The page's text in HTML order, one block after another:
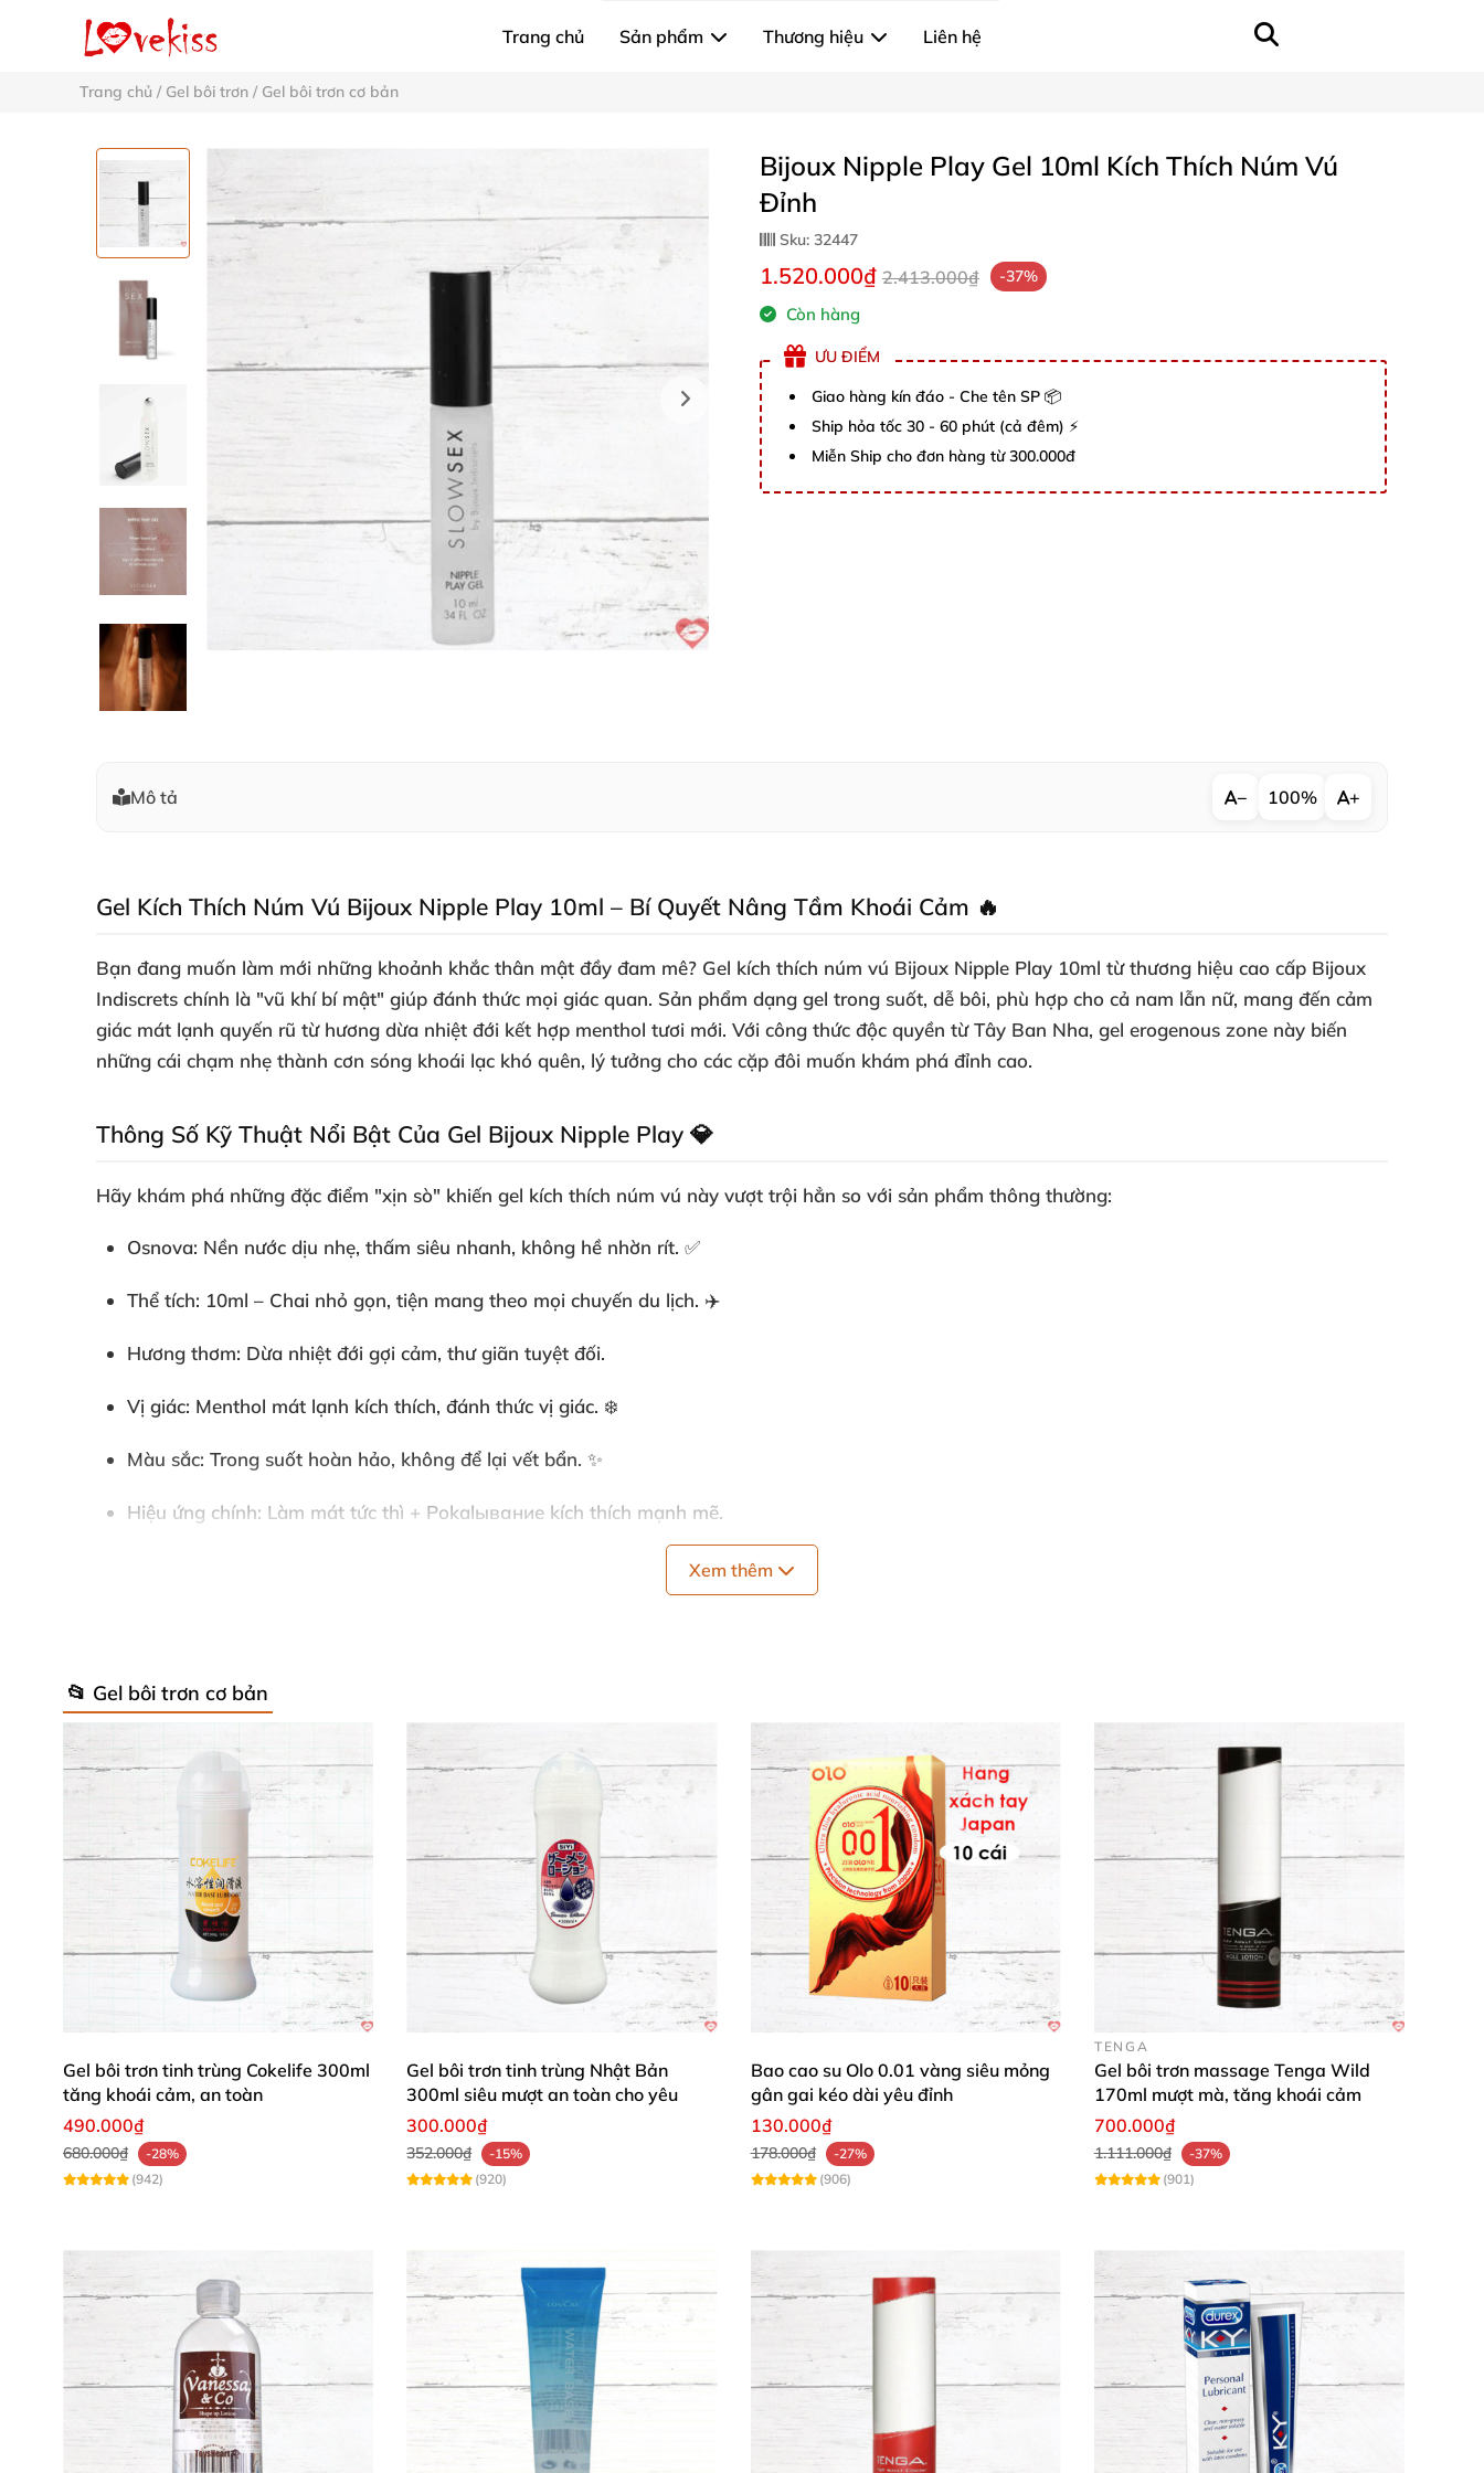
Trang chủ Sản phẩm Thương hiệu Liên hệ
Trang chủ / Gel bôi trơn / Gel bôi trơn cơ bản
Bijoux Nipple Play Gel 10ml Kích Thích Núm Vú
Đỉnh
Sku: 32447
1.520.000₫ 2.413.000₫ -37%
Còn hàng
ƯU ĐIỂM
Giao hàng kín đáo - Che tên SP 📦
Ship hỏa tốc 30 - 60 phút (cả đêm) ⚡
Miễn Ship cho đơn hàng từ 300.000đ
Mô tả − 100% +
Gel Kích Thích Núm Vú Bijoux Nipple Play 10ml – Bí Quyết Nâng Tầm Khoái Cảm 🔥
Bạn đang muốn làm mới những khoảnh khắc thân mật đầy đam mê? Gel kích thích núm vú Bijoux Nipple Play 10ml từ thương hiệu cao cấp Bijoux
Indiscrets chính là "vũ khí bí mật" giúp đánh thức mọi giác quan. Sản phẩm dạng gel trong suốt, dễ bôi, phù hợp cho cả nam lẫn nữ, mang đến cảm
giác mát lạnh quyến rũ từ hương dừa nhiệt đới kết hợp menthol tươi mới. Với công thức độc quyền từ Tây Ban Nha, gel erogenous zone này biến
những cái chạm nhẹ thành cơn sóng khoái lạc khó quên, lý tưởng cho các cặp đôi muốn khám phá đỉnh cao.
Thông Số Kỹ Thuật Nổi Bật Của Gel Bijoux Nipple Play 💎
Hãy khám phá những đặc điểm "xịn sò" khiến gel kích thích núm vú này vượt trội hẳn so với sản phẩm thông thường:
Osnova: Nền nước dịu nhẹ, thấm siêu nhanh, không hề nhờn rít. ✅
Thể tích: 10ml – Chai nhỏ gọn, tiện mang theo mọi chuyến du lịch. ✈️
Hương thơm: Dừa nhiệt đới gợi cảm, thư giãn tuyệt đối.
Vị giác: Menthol mát lạnh kích thích, đánh thức vị giác. ❄️
Màu sắc: Trong suốt hoàn hảo, không để lại vết bẩn. ✨
Hiệu ứng chính: Làm mát tức thì + Pokalывание kích thích mạnh mẽ.
Thành phần chính bao gồm nước, glycerin, menthyl ethylamidooxalate, propanediol, hương liệu, arginine, xanthan gum, hydroxyethylcellulose,
capryloyl hydroxamic acid, sodium saccharin. Sản phẩm đạt chuẩn châu Âu, không paraben, không chất bảo quản hại, an toàn tuyệt đối cho da
Gel kích thích vùng nhạy cảm này thực sự là lựa chọn đỉnh cao!
Cách Sử Dụng Đơn Giản, Hiệu Quả Ngay Tức Thì ⚡
Sử dụng siêu dễ chỉ trong tích tắc! Lấy lượng nhỏ gel cho núm vú
bằng applicator kim loại lạnh buốt, lăn nhẹ lên vùng da mỏng manh. Ngay vài giây
sau, luồng mát lạnh lan tỏa, tăng độ nhạy cảm gấp bội, khiến mọi cử chỉ trở nên bùng nổ.
Kết hợp vuốt ve tay, vibrator hay nụ hôn từ đối tác để nâng tầm khoái cảm. Thử trên cổ, đùi trong để khám phá vùng erogenous mới mẻ. Rửa sạch
bằng nước ấm sau dùng – vệ sinh và tiện lợi!
Nguyễn Thị Lan (Hà Nội)
: "Gel Bijoux Nipple Play tuyệt vời lắm! Cảm giác mát lạnh menthol lan tỏa khiến mình nhạy cảm hơn, khoảnh khắc với
chồng giờ 'bùng nổ' hẳn. Chai nhỏ xinh dùng hoài không hết, siêu tiện! 😍"
Trần Minh Quân (TP.HCM) : "Mua cho vợ thử mà hiệu quả kinh ngạc luôn. Nền nước dịu nhẹ thấm nhanh, vị menthol tươi mát tăng hứng thú ngay
lập tức. Sản phẩm chất lượng, lý tưởng cho cặp đôi bận rộn! 👍"
Lê Hương Giang (Đà Nẵng)
: "Yêu applicator lăn lạnh, dùng là rùng mình khoái lạc liền. Gel ăn được an toàn cho oral play, mùi dừa quyến rũ mê ly.
Xem thêm
📂 Gel bôi trơn cơ bản
Gel bôi trơn tinh trùng Cokelife 300ml
tăng khoái cảm, an toàn
490.000₫
680.000₫
-28%
(942)
Gel bôi trơn tinh trùng Nhật Bản
300ml siêu mượt an toàn cho yêu
300.000₫
352.000₫
-15%
(920)
Bao cao su Olo 0.01 vàng siêu mỏng
gân gai kéo dài yêu đỉnh
130.000₫
178.000₫
-27%
(906)
TENGA
Gel bôi trơn massage Tenga Wild
170ml mượt mà, tăng khoái cảm
700.000₫
1.111.000₫
-37%
(901)